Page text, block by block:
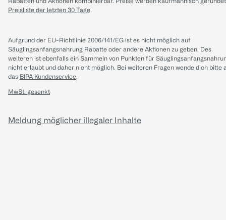
Preisliste der letzten 30 Tage
Aufgrund der EU-Richtlinie 2006/141/EG ist es nicht möglich auf
Säuglingsanfangsnahrung Rabatte oder andere Aktionen zu geben. Des
weiteren ist ebenfalls ein Sammeln von Punkten für
nicht erlaubt und daher nicht möglich. Bei weiteren Fragen wende dich bitte
das BIPA Kundenservice.
MwSt. gesenkt
Meldung möglicher illegaler Inhalte